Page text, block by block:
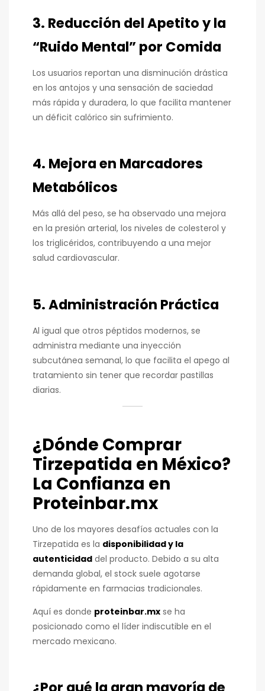
3. Reducción del Apetito y la
“Ruido Mental” por Comida
Los usuarios reportan una disminución drástica
en los antojos y una sensación de saciedad
más rápida y duradera, lo que facilita mantener
un déficit calórico sin sufrimiento.
4. Mejora en Marcadores
Metabólicos
Más allá del peso, se ha observado una mejora
en la presión arterial, los niveles de colesterol y
los triglicéridos, contribuyendo a una mejor
salud cardiovascular.
5. Administración Práctica
Al igual que otros péptidos modernos, se
administra mediante una inyección
subcutánea semanal, lo que facilita el apego al
tratamiento sin tener que recordar pastillas
diarias.
¿Dónde Comprar
Tirzepatida en México?
La Confianza en
Proteinbar.mx
Uno de los mayores desafíos actuales con la
Tirzepatida es la disponibilidad y la
autenticidad del producto. Debido a su alta
demanda global, el stock suele agotarse
rápidamente en farmacias tradicionales.
Aquí es donde proteinbar.mx se ha
posicionado como el líder indiscutible en el
mercado mexicano.